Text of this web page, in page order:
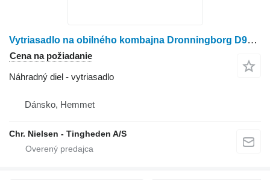
Vytriasadlo na obilného kombajna Dronningborg D9000
Cena na požiadanie
Náhradný diel - vytriasadlo
Dánsko, Hemmet
Chr. Nielsen - Tingheden A/S